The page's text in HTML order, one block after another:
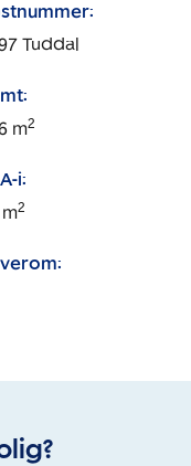
Tuddal
m2
i:
m2